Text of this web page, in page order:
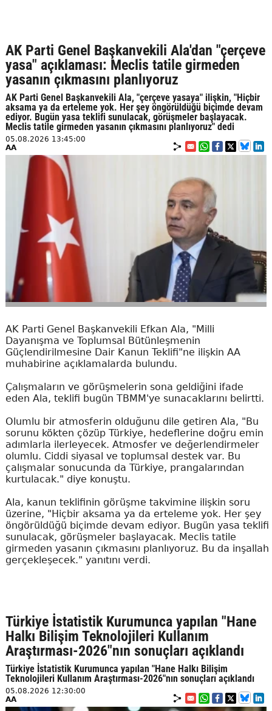
AK Parti Genel Başkanvekili Ala'dan "çerçeve
yasa" açıklaması: Meclis tatile girmeden
yasanın çıkmasını planlıyoruz
AK Parti Genel Başkanvekili Ala, "çerçeve yasaya" ilişkin, "Hiçbir
aksama ya da erteleme yok. Her şey öngörüldüğü biçimde devam
ediyor. Bugün yasa teklifi sunulacak, görüşmeler başlayacak.
Meclis tatile girmeden yasanın çıkmasını planlıyoruz" dedi
05.08.2026 13:45:00
AA
AK Parti Genel Başkanvekili Efkan Ala, "Milli
Dayanışma ve Toplumsal Bütünleşmenin
Güçlendirilmesine Dair Kanun Teklifi"ne ilişkin AA
muhabirine açıklamalarda bulundu.
Çalışmaların ve görüşmelerin sona geldiğini ifade
eden Ala, teklifi bugün TBMM'ye sunacaklarını belirtti.
Olumlu bir atmosferin olduğunu dile getiren Ala, "Bu
sorunu kökten çözüp Türkiye, hedeflerine doğru emin
adımlarla ilerleyecek. Atmosfer ve değerlendirmeler
olumlu. Ciddi siyasal ve toplumsal destek var. Bu
çalışmalar sonucunda da Türkiye, prangalarından
kurtulacak." diye konuştu.
Ala, kanun teklifinin görüşme takvimine ilişkin soru
üzerine, "Hiçbir aksama ya da erteleme yok. Her şey
öngörüldüğü biçimde devam ediyor. Bugün yasa teklifi
sunulacak, görüşmeler başlayacak. Meclis tatile
girmeden yasanın çıkmasını planlıyoruz. Bu da inşallah
gerçekleşecek." yanıtını verdi.
Türkiye İstatistik Kurumunca yapılan "Hane
Halkı Bilişim Teknolojileri Kullanım
Araştırması-2026"nın sonuçları açıklandı
Türkiye İstatistik Kurumunca yapılan "Hane Halkı Bilişim
Teknolojileri Kullanım Araştırması-2026"nın sonuçları açıklandı
05.08.2026 12:30:00
AA